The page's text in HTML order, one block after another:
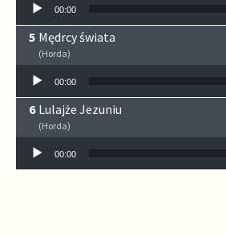
00:00
Mędrcy świata
(Horda)
Odtwarzacz plików dźwiękowych
00:00
Lulajże Jezuniu
(Horda)
Odtwarzacz plików dźwiękowych
00:00